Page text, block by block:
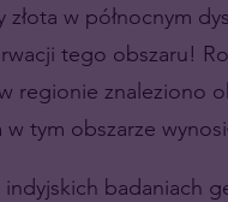
złota w północnym
tego obszaru!
regionie znaleziono
w tym obszarze
badaniach